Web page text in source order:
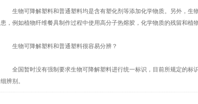
生物可降解塑料和普通塑料均是含有塑化剂等添加化学物质。另外，生
患，例如植物纤维餐具制作过程中使用高分子热熔胶，化学物质的残留和植
生物可降解塑料和普通塑料很容易分辨？
全国暂时没有强制要求生物可降解塑料进行统一标识，目前所规定的标
细辨别。